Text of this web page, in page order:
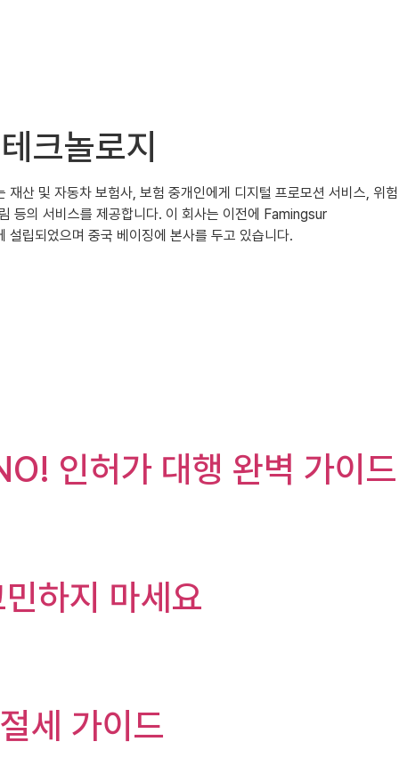
크놀로지
산 및 자동차 보험사, 보험 중개인에게 디지털 프로모션 서비스, 위험
등의 서비스를 제공합니다. 이 회사는 이전에 Famingsur
되었으며 중국 베이징에 본사를 두고 있습니다.
인허가 대행 완벽 가이드
하지 마세요
세 가이드